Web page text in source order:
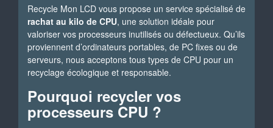
Recycle Mon LCD vous propose un service spécialisé de
rachat au kilo de CPU, une solution idéale pour
valoriser vos processeurs inutilisés ou défectueux. Qu’ils
proviennent d’ordinateurs portables, de PC fixes ou de
serveurs, nous acceptons tous types de CPU pour un
recyclage écologique et responsable.
Pourquoi recycler vos
processeurs CPU ?